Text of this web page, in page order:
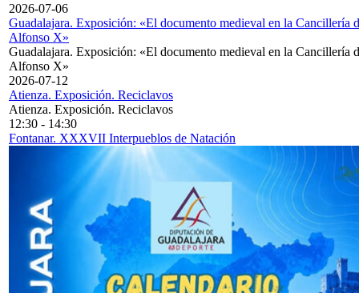
2026-07-06
Guadalajara. Exposición: «El documento medieval en la Cancillería
Alfonso X»
Guadalajara. Exposición: «El documento medieval en la Cancillería
Alfonso X»
2026-07-12
Atienza. Exposición. Reciclavos
Atienza. Exposición. Reciclavos
12:30 - 14:30
Fontanar. XXXVII Interpueblos de Natación